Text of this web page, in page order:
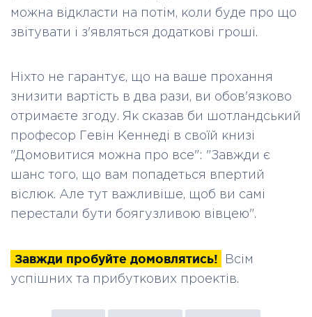
можна відкласти на потім, коли буде про що
звітувати і з'являться додаткові гроші.
Ніхто не гарантує, що на ваше прохання
знизити вартість в два рази, ви обов'язково
отримаєте згоду. Як сказав би шотландський
професор Гевін Кеннеді в своїй книзі
"Домовитися можна про все": "Завжди є
шанс того, що вам попадеться впертий
віслюк. Але тут важливіше, щоб ви самі
перестали бути боягузливою вівцею".
Завжди пробуйте домовлятись!
Всім
успішних та прибуткових проектів.